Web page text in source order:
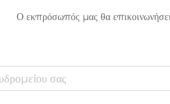
Ο εκπρόσωπός μας θα